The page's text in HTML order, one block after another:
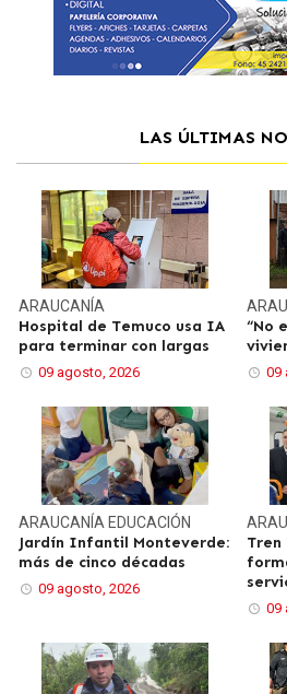
LAS ÚLTIMAS
ARAUCANÍA
Hospital de Temuco usa IA
para terminar con largas
09 agosto, 2026
“No
09
ARAUCANÍA EDUCACIÓN
Jardín Infantil Monteverde:
más de cinco décadas
09 agosto, 2026
Tren
09